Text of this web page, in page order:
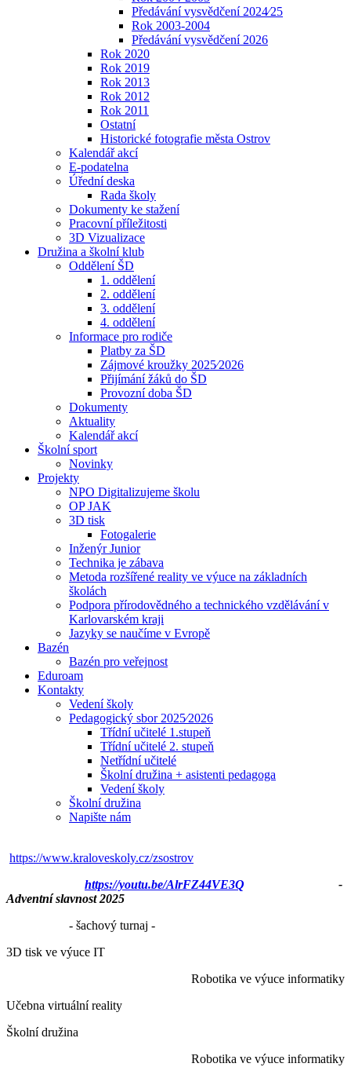
Předávání vysvědčení 2024⁄25
Rok 2003-2004
Předávání vysvědčení 2026
Rok 2020
Rok 2019
Rok 2013
Rok 2012
Rok 2011
Ostatní
Historické fotografie města Ostrov
Kalendář akcí
E-podatelna
Úřední deska
Rada školy
Dokumenty ke stažení
Pracovní příležitosti
3D Vizualizace
Družina a školní klub
Oddělení ŠD
1. oddělení
2. oddělení
3. oddělení
4. oddělení
Informace pro rodiče
Platby za ŠD
Zájmové kroužky 2025⁄2026
Přijímání žáků do ŠD
Provozní doba ŠD
Dokumenty
Aktuality
Kalendář akcí
Školní sport
Novinky
Projekty
NPO Digitalizujeme školu
OP JAK
3D tisk
Fotogalerie
Inženýr Junior
Technika je zábava
Metoda rozšířené reality ve výuce na základních
školách
Podpora přírodovědného a technického vzdělávání v
Karlovarském kraji
Jazyky se naučíme v Evropě
Bazén
Bazén pro veřejnost
Eduroam
Kontakty
Vedení školy
Pedagogický sbor 2025⁄2026
Třídní učitelé 1.stupeň
Třídní učitelé 2. stupeň
Netřídní učitelé
Školní družina + asistenti pedagoga
Vedení školy
Školní družina
Napište nám
https://www.kraloveskoly.cz/zsostrov
https://youtu.be/AlrFZ44VE3Q -
Adventní slavnost 2025
- šachový turnaj -
3D tisk ve výuce IT
Robotika ve výuce informatiky
Učebna virtuální reality
Školní družina
Robotika ve výuce informatiky